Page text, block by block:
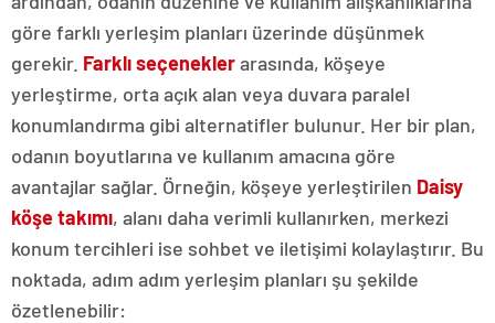
göre farklı yerleşim planları üzerinde düşünmek
gerekir. Farklı seçeneklerarasında, köşeye
yerleştirme, orta açık alan veya duvara paralel
konumlandırma gibi alternatifler bulunur. Her bir plan,
odanın boyutlarına ve kullanım amacına göre
avantajlar sağlar. Örneğin, köşeye yerleştirilen Daisy
köşe takımı, alanı daha verimli kullanırken, merkezi
konum tercihleri ise sohbet ve iletişimi kolaylaştırır. Bu
noktada, adım adım yerleşim planları şu şekilde
özetlenebilir: